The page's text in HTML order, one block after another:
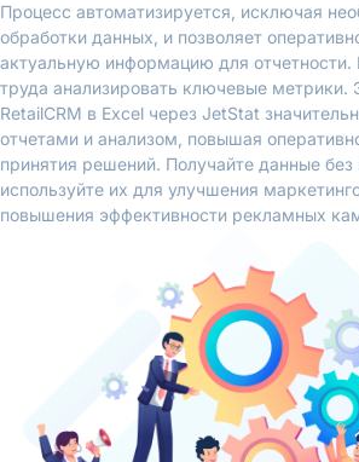
Процесс автоматизируется, исключая
обработки данных, и позволяет
актуальную информацию для
труда анализировать ключевые метрики.
RetailCRM в Excel через JetStat
отчетами и анализом, повышая
принятия решений. Получайте данные
используйте их для улучшения
повышения эффективности рекламных